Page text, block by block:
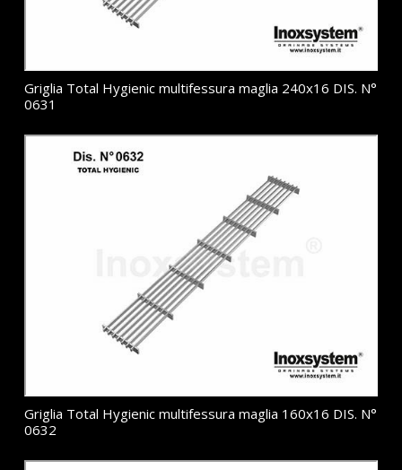
Griglia Total Hygienic multifessura maglia 240x16 DIS. N°
0631
Griglia Total Hygienic multifessura maglia 160x16 DIS. N°
0632